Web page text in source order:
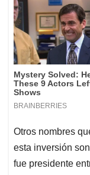
Otros nombres
esta inversión son
fue presidente